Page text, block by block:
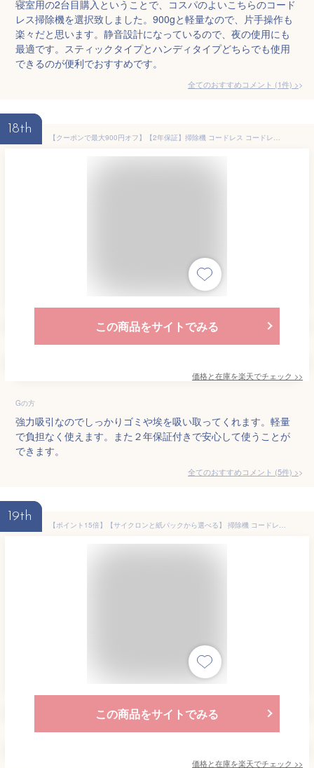
寝室用の2台目購入ということで、コスパのよいこちらのコード
レス掃除機を選択致しました。900gと軽量なので、片手操作も
楽々だと思います。静音設計になっているので、夜の使用にも
最適です。スティックタイプとハンディタイプどちらでも使用
できるのが便利でおすすめです。
全てのおすすめコメント (1件) >
18th
【クーポンで最大900円オフ】【2年保証】掃除機 コードレス コードレス掃除機 人気 サイクロン式 強力吸引 28300Pa 充電式 軽量 Orage X80 ハンディ掃除機 スティック 一人暮らし ジェネリック家電【送料無料】 布団クリーナー
この商品をサイトでみる
価格と在庫を楽天でチェック >>
Gの方
強力吸引なのでしっかりゴミや埃を吸い取ってくれます。軽量
で負担なく使えます。また２年保証付きで安心して使うことが
できます。
全てのおすすめコメント (5件) >
19th
【ポイント15倍】【サイクロンと紙パックから選べる】 掃除機 コードレス サイクロン 紙パック式 軽量 コードレス掃除機 軽い 自走式 スタンド付き スティッククリーナー 静電モップ 吸引力 MagiCaleena SCD-123P SBD-201P アイリスオーヤマ *[攻][c][2503SX][dztl]
この商品をサイトでみる
価格と在庫を楽天でチェック >>